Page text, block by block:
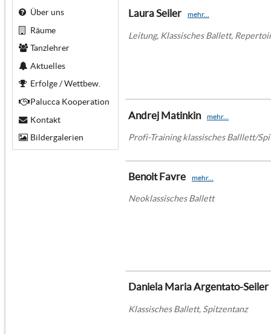
Über uns
Räume
Tanzlehrer
Aktuelles
Erfolge / Wettbew.
Palucca Kooperation
Kontakt
Bildergalerien
Laura Seiler mehr...
Leitung, Klassisches Ballett,
Andrej Matinkin mehr...
Profi-Training klassisches Balllett/
Benoit Favre mehr...
Neoklassisches Ballett
Daniela Maria Argentato-Seiler
Klassisches Ballett, Spitzentanz